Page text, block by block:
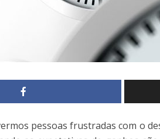
pessoas frustradas com o